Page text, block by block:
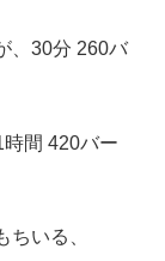
、30分 260バ
間 420バー
いる、